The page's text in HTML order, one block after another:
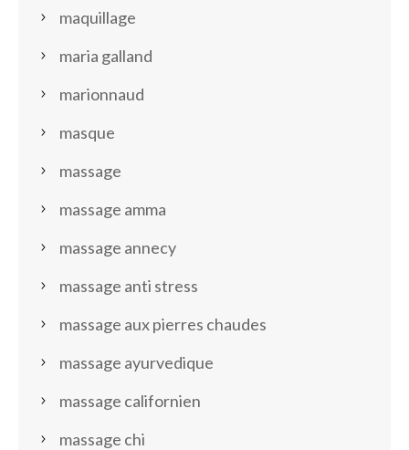
maquillage
maria galland
marionnaud
masque
massage
massage amma
massage annecy
massage anti stress
massage aux pierres chaudes
massage ayurvedique
massage californien
massage chi